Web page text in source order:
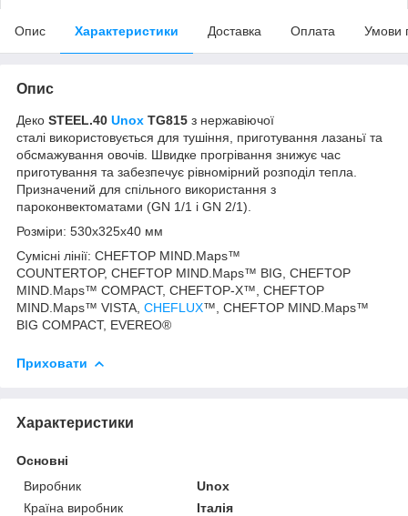
Опис Характеристики Доставка Оплата Умови
Опис
Деко STEEL.40 Unox TG815 з нержавіючої
сталі використовується для тушіння, приготування лазаньї та
обсмажування овочів. Швидке прогрівання знижує час
приготування та забезпечує рівномірний розподіл тепла.
Призначений для спільного використання з
пароконвектоматами (GN 1/1 і GN 2/1).
Розміри: 530x325x40 мм
Сумісні лінії: CHEFTOP MIND.Maps™
COUNTERTOP, CHEFTOP MIND.Maps™ BIG, CHEFTOP
MIND.Maps™ COMPACT, CHEFTOP-X™, CHEFTOP
MIND.Maps™ VISTA, CHEFLUX™, CHEFTOP MIND.Maps™
BIG COMPACT, EVEREO®
Приховати
Характеристики
Основні
Виробник
Unox
Країна виробник
Італія